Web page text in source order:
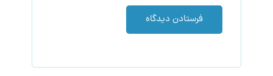
فرستادن دیدگاه